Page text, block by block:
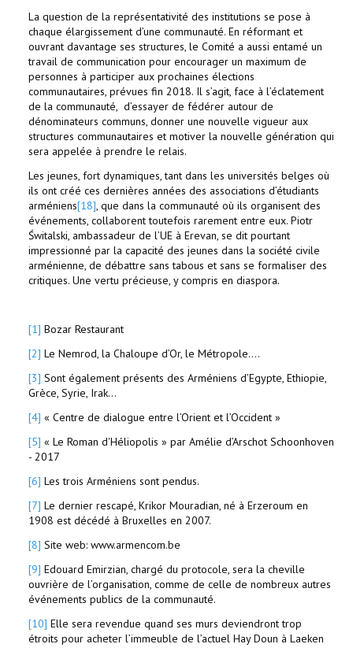
La question de la représentativité des institutions se pose à
chaque élargissement d’une communauté. En réformant et
ouvrant davantage ses structures, le Comité a aussi entamé un
travail de communication pour encourager un maximum de
personnes à participer aux prochaines élections
communautaires, prévues fin 2018. Il s’agit, face à l’éclatement
de la communauté, d’essayer de fédérer autour de
dénominateurs communs, donner une nouvelle vigueur aux
structures communautaires et motiver la nouvelle génération qui
sera appelée à prendre le relais.
Les jeunes, fort dynamiques, tant dans les universités belges où
ils ont créé ces dernières années des associations d’étudiants
arméniens[18], que dans la communauté où ils organisent des
événements, collaborent toutefois rarement entre eux. Piotr
Świtalski, ambassadeur de l’UE à Erevan, se dit pourtant
impressionné par la capacité des jeunes dans la société civile
arménienne, de débattre sans tabous et sans se formaliser des
critiques. Une vertu précieuse, y compris en diaspora.
[1] Bozar Restaurant
[2] Le Nemrod, la Chaloupe d’Or, le Métropole....
[3] Sont également présents des Arméniens d’Egypte, Ethiopie,
Grèce, Syrie, Irak…
[4] « Centre de dialogue entre l’Orient et l’Occident »
[5] « Le Roman d'Héliopolis » par Amélie d’Arschot Schoonhoven
- 2017
[6] Les trois Arméniens sont pendus.
[7] Le dernier rescapé, Krikor Mouradian, né à Erzeroum en
1908 est décédé à Bruxelles en 2007.
[8] Site web: www.armencom.be
[9] Edouard Emirzian, chargé du protocole, sera la cheville
ouvrière de l’organisation, comme de celle de nombreux autres
événements publics de la communauté.
[10] Elle sera revendue quand ses murs deviendront trop
étroits pour acheter l’immeuble de l’actuel Hay Doun à Laeken